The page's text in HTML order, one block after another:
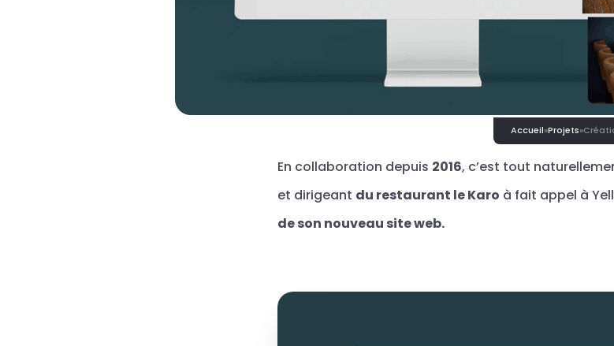
Accueil»Projets»
En collaboration depuis 2016, c’est tout
et dirigeant du restaurant le Karo à fait appel à
de son nouveau site web.